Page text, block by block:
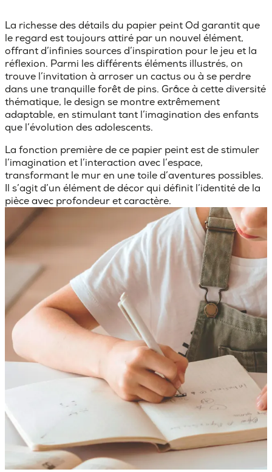
La richesse des détails du papier peint Od garantit que
le regard est toujours attiré par un nouvel élément,
offrant d’infinies sources d’inspiration pour le jeu et la
réflexion. Parmi les différents éléments illustrés, on
trouve l’invitation à arroser un cactus ou à se perdre
dans une tranquille forêt de pins. Grâce à cette diversité
thématique, le design se montre extrêmement
adaptable, en stimulant tant l’imagination des enfants
que l’évolution des adolescents.
La fonction première de ce papier peint est de stimuler
l’imagination et l’interaction avec l’espace,
transformant le mur en une toile d’aventures possibles.
Il s’agit d’un élément de décor qui définit l’identité de la
pièce avec profondeur et caractère.